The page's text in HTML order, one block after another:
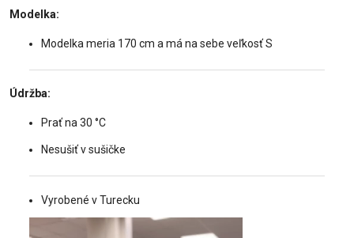
Modelka:
Modelka meria 170 cm a má na sebe veľkosť S
Údržba:
Prať na 30 °C
Nesušiť v sušičke
Vyrobené v Turecku